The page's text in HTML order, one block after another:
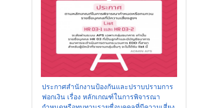
ประกาศสำนักงานป้องกันและปราบปรามการ
ฟอกเงิน เรื่อง หลักเกณฑ์ในการพิจารณา